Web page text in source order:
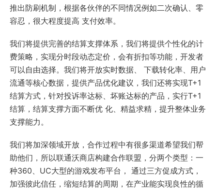
推出防刷机制，根据各伙伴的不同情况例如二次确认、零
容忍，很大程度提高 支付效率。
我们将提供完善的结算支撑体系，我们将提供个性化的计
费策略，实现分时段动态定价，会有折扣等功能，开发者
可以自由选择。我们将开放实时数据、 下载转化率、用户
流通等核心数据，提供产品优化建议，我们还将实现T+1
结算方式，针对投诉率达标、坏账达标的产品，实行T+1
结算，结算支撑方面不断优 化、精益求精，提升整体业务
支撑能力。
我们将加深领域开放，合作过程中有很多渠道希望我们帮
助他们，所以联通沃商店构建合作联盟，分两个类型：一
种360、UC大型的游戏发布平台， 通过三方促成方式，
加强彼此信任，缩短结算的周期，在产业能实现良性的循